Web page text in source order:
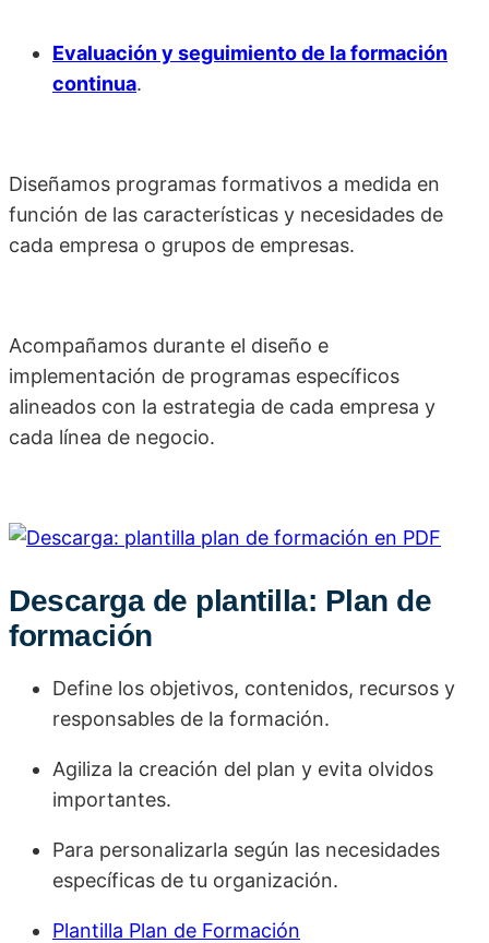
Evaluación y seguimiento de la formación
continua.
Diseñamos programas formativos a medida en
función de las características y necesidades de
cada empresa o grupos de empresas.
Acompañamos durante el diseño e
implementación de programas específicos
alineados con la estrategia de cada empresa y
cada línea de negocio.
Descarga de plantilla: Plan de
formación
Define los objetivos, contenidos, recursos y
responsables de la formación.
Agiliza la creación del plan y evita olvidos
importantes.
Para personalizarla según las necesidades
específicas de tu organización.
Plantilla Plan de Formación